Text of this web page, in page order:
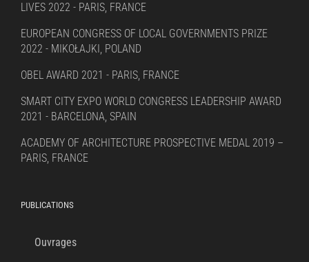
LIVES 2022 - PARIS, FRANCE
EUROPEAN CONGRESS OF LOCAL GOVERNMENTS PRIZE
2022 - MIKOŁAJKI, POLAND
OBEL AWARD 2021 - PARIS, FRANCE
SMART CITY EXPO WORLD CONGRESS LEADERSHIP AWARD
2021 - BARCELONA, SPAIN
ACADEMY OF ARCHITECTURE PROSPECTIVE MEDAL 2019 –
PARIS, FRANCE
PUBLICATIONS
Ouvrages